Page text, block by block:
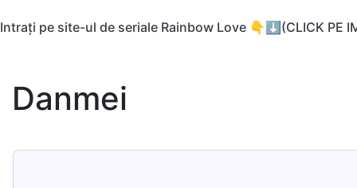
Intrați pe site-ul de seriale Rainbow Love 👇⬇️(CLICK PE
Danmei